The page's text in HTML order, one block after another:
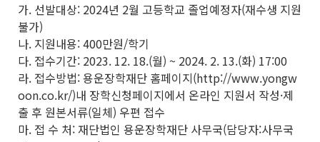
가. 선발대상: 2024년 2월 고등학교 졸업예정자(재수생 지원
불가)
나. 지원내용: 400만원/학기
다. 접수기간: 2023. 12. 18.(월) ~ 2024. 2. 13.(화) 17:00
라. 접수방법: 용운장학재단 홈페이지(http://www.yongw
oon.co.kr/)내 장학신청페이지에서 온라인 지원서 작성·제
출 후 원본서류(일체) 우편 접수
마. 접 수 처: 재단법인 용운장학재단 사무국(담당자:사무국